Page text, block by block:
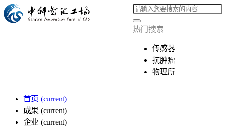
热门搜索
传感器
抗肿瘤
物理所
首页 (current)
成果 (current)
企业 (current)